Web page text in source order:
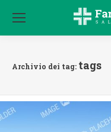
Archivio dei tag: tags